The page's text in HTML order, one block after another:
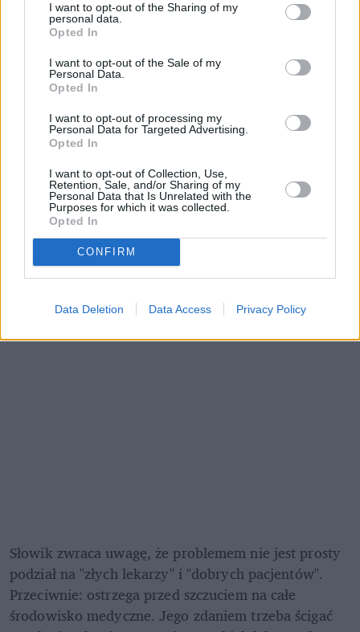
I want to opt-out of the Sharing of my
personal data.
Opted In
I want to opt-out of the Sale of my
Personal Data.
Opted In
I want to opt-out of processing my
Personal Data for Targeted Advertising.
Opted In
I want to opt-out of Collection, Use,
Retention, Sale, and/or Sharing of my
Personal Data that Is Unrelated with the
Purposes for which it was collected.
Opted In
CONFIRM
Data Deletion Data Access Privacy Policy
Słowik zwraca uwagę, że problemem nie jest prosty
podział na "złych lekarzy" i "dobrych pacjentów".
Przeciwnie: ostrzega przed szczuciem na całe
środowisko medyczne. Jego zdaniem trzeba ścigać